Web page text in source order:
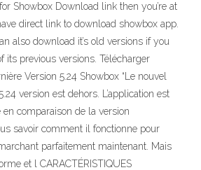
Showbox Download link then you’re at
direct link to download showbox app.
also download it’s old versions if you
its previous versions. Télécharger
Version 5.24 Showbox “Le nouvel
version est dehors. L’application est
comparaison de la version
savoir comment il fonctionne pour
parfaitement maintenant. Mais
et l CARACTÉRISTIQUES